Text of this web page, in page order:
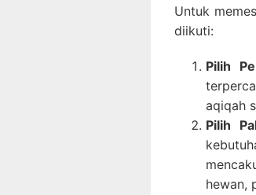
Untuk
diikuti:
Pilih
aqiqah
Pilih
hewan,